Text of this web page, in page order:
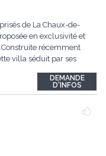
de La Chaux-de-
en exclusivité et
récemment
villa séduit par ses
un jardin avec piscine,
DEMANDE
D'INFOS